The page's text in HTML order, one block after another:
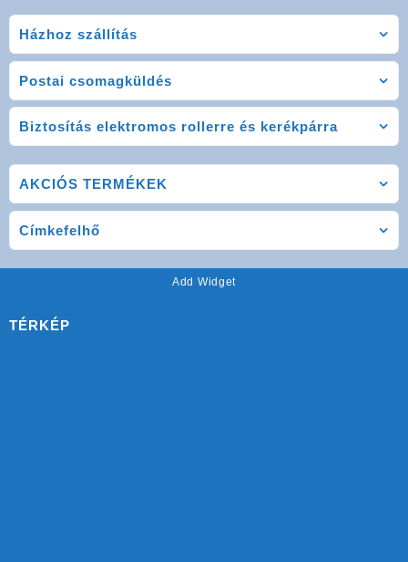
Házhoz szállítás
Postai csomagküldés
Biztosítás elektromos rollerre és kerékpárra
AKCIÓS TERMÉKEK
Címkefelhő
Add Widget
TÉRKÉP